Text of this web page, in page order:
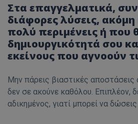
Στα επαγγελματικά,
διάφορες λύσεις,
πολύ περιμένεις ή που
δημιουργικότητά σου
εκείνους που αγνοούν
Μην πάρεις βιαστικές αποστάσεις
δεν σε ακούνε καθόλου. Επιπλέον,
αδικημένος, γιατί μπορεί να